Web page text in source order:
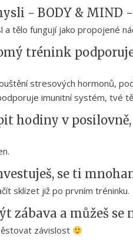
- BODY & MIND
a tělo fungují jako propojené
trénink
stresových hormonů,
imunitní systém, tvé
hodiny v
se ti
sklízet již po prvním tréninku.
zábava a můžeš se
závislost